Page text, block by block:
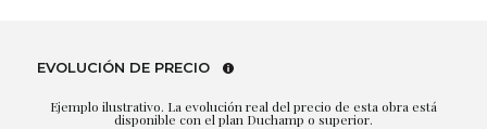
EVOLUCIÓN DE PRECIO
Ejemplo ilustrativo. La evolución real del precio de esta obra está
disponible con el plan Duchamp o superior.